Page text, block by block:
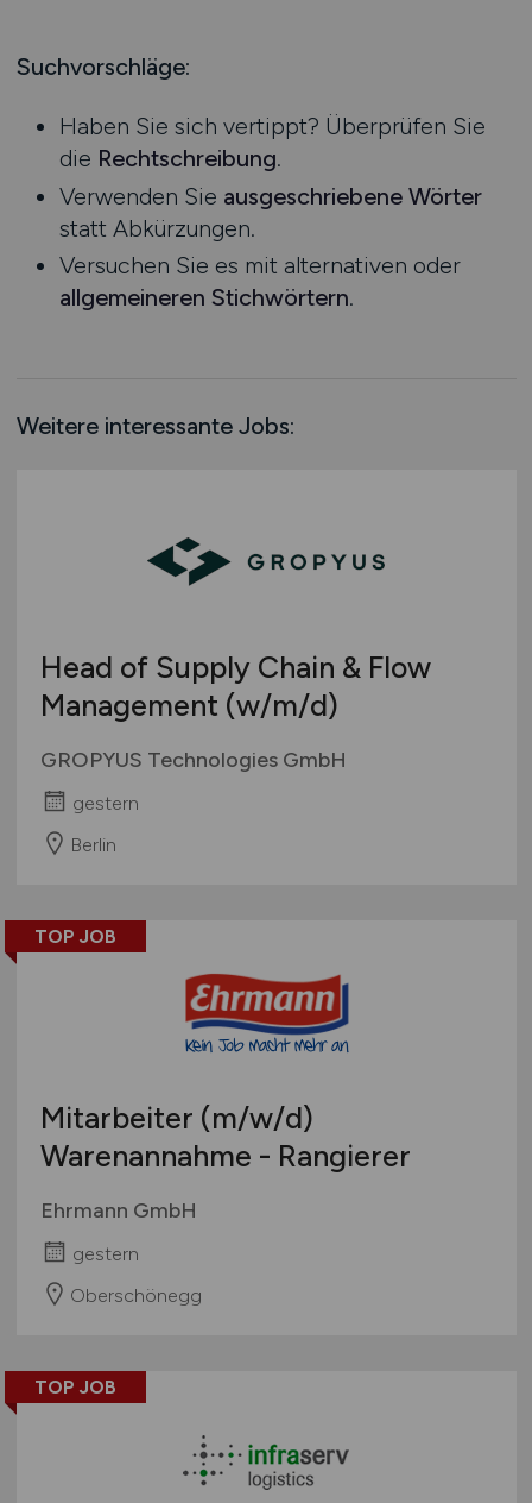
Schienen- / Straßen- / Luft- / Seefracht
Supply Chain Management
Vertrieb / Verkauf / Handel
Zoll / Behörden
Sonstige
Mecklenburg-Vorpommern
Nordrhein-Westfalen
Rheinland-Pfalz
Saarland
Sachsen
Sachsen-Anhalt
Schleswig-Holstein
Schweiz
Suchvorschläge:
Haben Sie sich vertippt? Überprüfen Sie
die Rechtschreibung.
Verwenden Sie ausgeschriebene Wörter
statt Abkürzungen.
Versuchen Sie es mit alternativen oder
allgemeineren Stichwörtern.
Weitere interessante Jobs:
Head of Supply Chain & Flow
Management (w/m/d)
GROPYUS Technologies GmbH
gestern
Berlin
TOP JOB
Mitarbeiter (m/w/d)
Warenannahme - Rangierer
Ehrmann GmbH
gestern
Oberschönegg
TOP JOB